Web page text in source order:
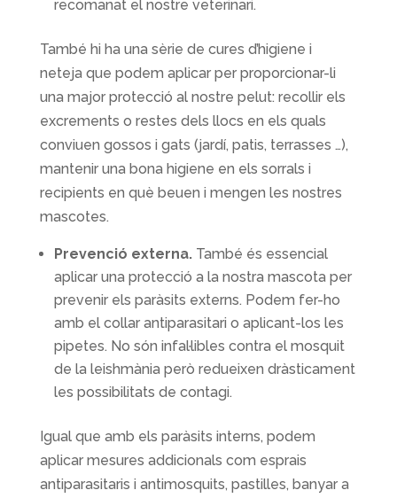
recomanat el nostre veterinari.
També hi ha una sèrie de cures d’higiene i
neteja que podem aplicar per proporcionar-li
una major protecció al nostre pelut: recollir els
excrements o restes dels llocs en els quals
conviuen gossos i gats (jardí, patis, terrasses …),
mantenir una bona higiene en els sorrals i
recipients en què beuen i mengen les nostres
mascotes.
Prevenció externa.També és essencial
aplicar una protecció a la nostra mascota per
prevenir els paràsits externs. Podem fer-ho
amb el collar antiparasitari o aplicant-los les
pipetes. No són infal·libles contra el mosquit
de la leishmània però redueixen dràsticament
les possibilitats de contagi.
Igual que amb els paràsits interns, podem
aplicar mesures addicionals com esprais
antiparasitaris i antimosquits, pastilles, banyar a